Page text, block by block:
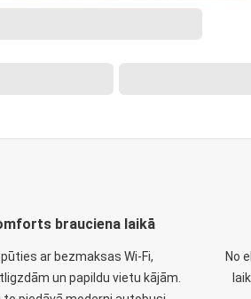
brauciena laikā
ar bezmaksas Wi-Fi,
un papildu vietu kājām.
No